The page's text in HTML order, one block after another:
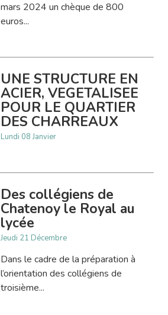
mars 2024 un chèque de 800
euros...
UNE STRUCTURE EN
ACIER, VEGETALISEE
POUR LE QUARTIER
DES CHARREAUX
Lundi 08 Janvier
Des collégiens de
Chatenoy le Royal au
lycée
Jeudi 21 Décembre
Dans le cadre de la préparation à
l’orientation des collégiens de
troisième...